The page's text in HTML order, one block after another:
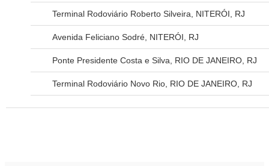
Terminal Rodoviário Roberto Silveira, NITERÓI, RJ
Avenida Feliciano Sodré, NITERÓI, RJ
Ponte Presidente Costa e Silva, RIO DE JANEIRO, RJ
Terminal Rodoviário Novo Rio, RIO DE JANEIRO, RJ